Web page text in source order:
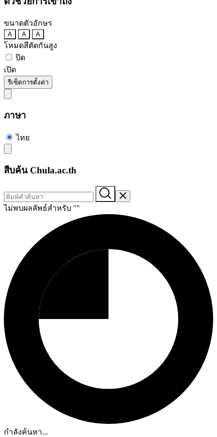
ขนาดตัวอักษร
A A A
โหมดสีตัดกันสูง
ปิด
เปิด
รีเซ็ตการตั้งค่า
ภาษา
ไทย
สืบค้น Chula.ac.th
ไม่พบผลลัพธ์สำหรับ ""
กำลังค้นหา...